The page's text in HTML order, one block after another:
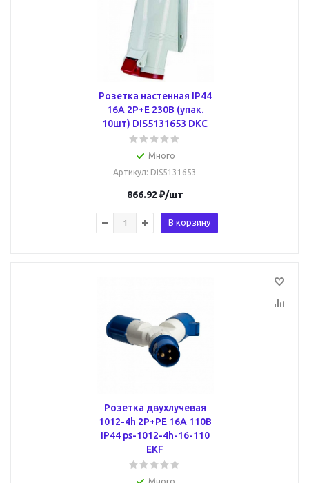
Розетка настенная IP44
16A 2P+E 230В (упак.
10шт) DIS5131653 DKC
Много
Артикул: DIS5131653
866.92₽/шт
В корзину
Розетка двухлучевая
1012-4h 2Р+РЕ 16А 110В
IP44 ps-1012-4h-16-110
EKF